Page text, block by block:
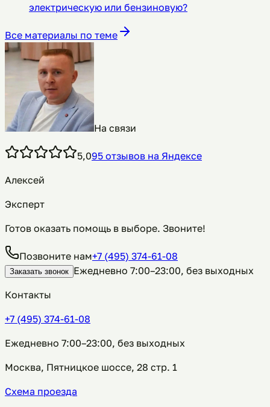
электрическую или бензиновую?
Все материалы по теме
На связи
5,095 отзывов на Яндексе
Алексей
Эксперт
Готов оказать помощь в выборе. Звоните!
Позвоните нам+7 (495) 374-61-08
Заказать звонок Ежедневно 7:00–23:00, без выходных
Контакты
+7 (495) 374-61-08
Ежедневно 7:00–23:00, без выходных
Москва, Пятницкое шоссе, 28 стр. 1
Схема проезда